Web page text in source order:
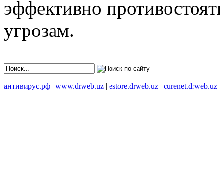
эффективно
угрозам.
антивирус.рф | www.drweb.uz | estore.drweb.uz | curenet.drweb.uz